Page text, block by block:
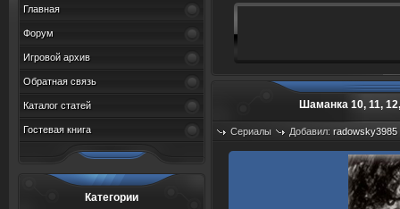
Главная
Форум
Игровой архив
Обратная связь
Каталог статей
Гостевая книга
Категории
Шаманка 10, 11,
Сериалы Добавил: radowsky3985
Просмотров: 614